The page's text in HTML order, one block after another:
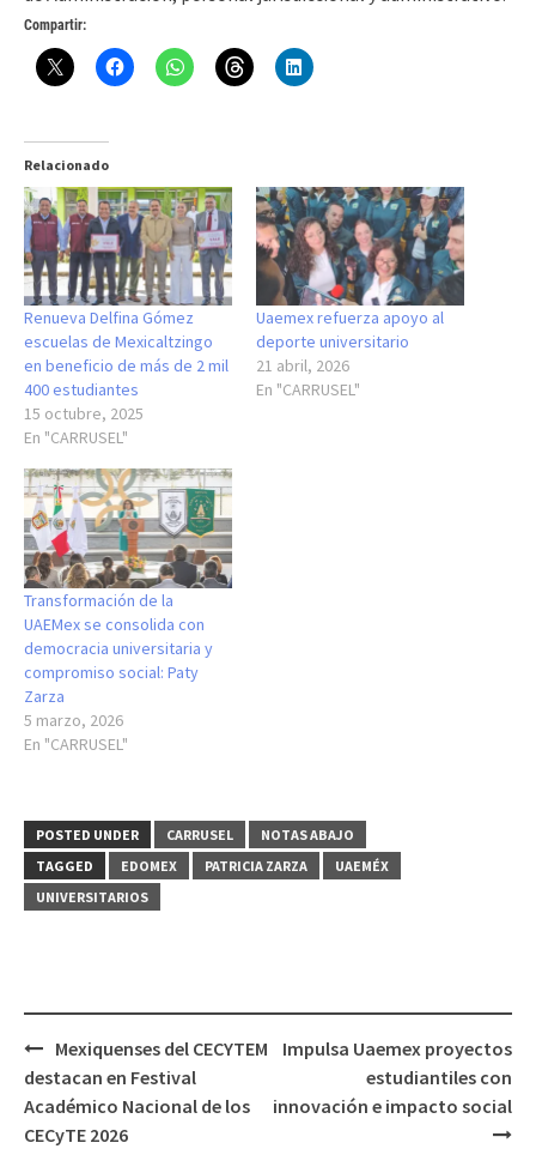
Compartir:
Relacionado
Renueva Delfina Gómez
escuelas de Mexicaltzingo
en beneficio de más de 2 mil
400 estudiantes
15 octubre, 2025
En "CARRUSEL"
Uaemex refuerza apoyo al
deporte universitario
21 abril, 2026
En "CARRUSEL"
Transformación de la
UAEMex se consolida con
democracia universitaria y
compromiso social: Paty
Zarza
5 marzo, 2026
En "CARRUSEL"
POSTED UNDER CARRUSEL
NOTAS ABAJO
TAGGED
EDOMEX PATRICIA ZARZA
UAEMÉX
UNIVERSITARIOS
Post
navigation
Mexiquenses del CECYTEM
destacan en Festival
Académico Nacional de los
CECyTE 2026
Impulsa Uaemex proyectos
estudiantiles con
innovación e impacto social